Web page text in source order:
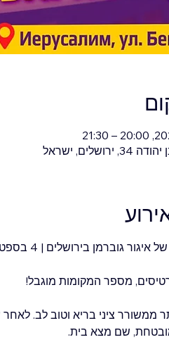
ישראל
בירושלים | 4 בספטמבר (חמישי) | בר בסרביה
מספר המקומות מוגבל!
ממשורר ציני בריא וטוב לב.
שם מצא בית.